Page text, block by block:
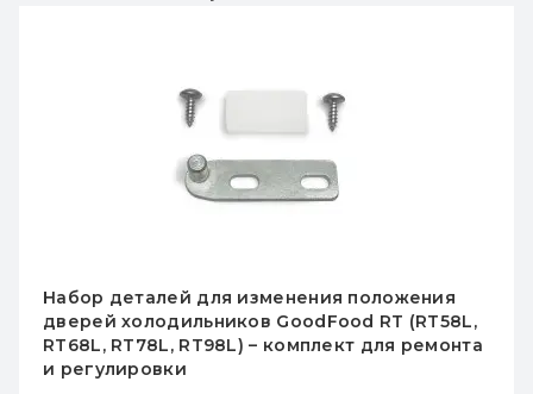
Набор деталей для изменения положения
дверей холодильников GoodFood RT (RT58L,
RT68L, RT78L, RT98L) – комплект для ремонта
и регулировки